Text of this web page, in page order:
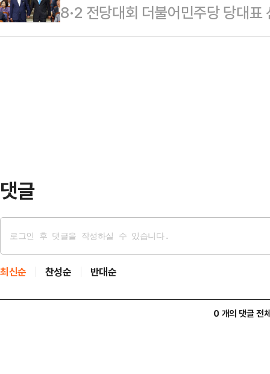
금을 받았던 것으로 생각된다"며
료를 내야…
신의 20대 남성이 벼락에 맞아 사
조대가 심폐소생술(CPR)을 실시
8·2 전당대회 더불어민주당 당대
는 야당일 때 더 필요할지 모르겠
댓글
최신순 찬성순 반대순
0 개의 댓글 전